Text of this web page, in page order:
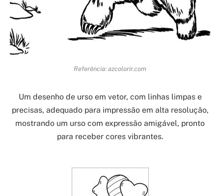
Referência: azcolorir.com
Um desenho de urso em vetor, com linhas limpas e
precisas, adequado para impressão em alta resolução,
mostrando um urso com expressão amigável, pronto
para receber cores vibrantes.